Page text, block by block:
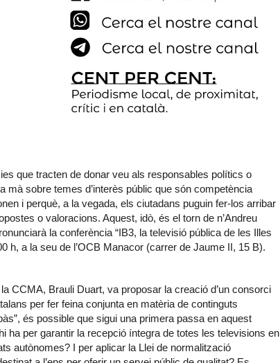
que tracten de donar veu als responsables polítics o
mà sobre temes d’interès públic que són competència
i perquè, a la vegada, els ciutadans puguin fer-los arribar
o valoracions. Aquest, idò, és el torn de n’Andreu
la conferència “IB3, la televisió pública de les Illes
h, a la seu de l’OCB Manacor (carrer de Jaume II, 15 B).
CCMA, Brauli Duart, va proposar la creació d’un consorci
per fer feina conjunta en matèria de continguts
és possible que sigui una primera passa en aquest
ha per garantir la recepció íntegra de totes les televisions en
autònomes? I per aplicar la Llei de normalització